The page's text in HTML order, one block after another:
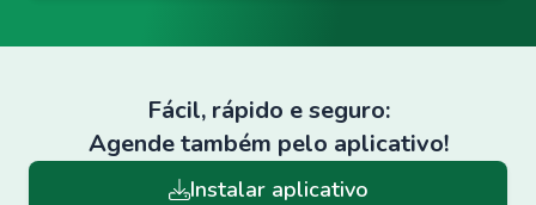
Fácil, rápido e seguro:
Agende também pelo aplicativo!
Instalar aplicativo